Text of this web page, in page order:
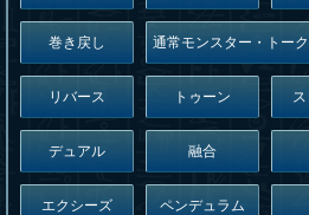
巻き戻し 通常モンスター・トー
リバース トゥーン
デュアル 融合
エクシーズ ペンデュラム